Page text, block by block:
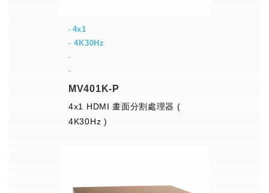
4x1
-4K30Hz
-
-
MV401K-P
4x1 HDMI 畫面分割處理器 (
4K30Hz )